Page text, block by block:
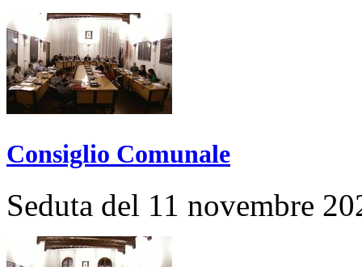
Consiglio Comunale
Seduta del 11 novembre